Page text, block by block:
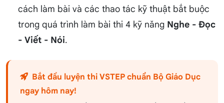
cách làm bài và các thao tác kỹ thuật bắt buộc
trong quá trình làm bài thi 4 kỹ năng Nghe - Đọc
- Viết - Nói.
Bắt đầu luyện thi VSTEP chuẩn Bộ Giáo Dục
ngay hôm nay!